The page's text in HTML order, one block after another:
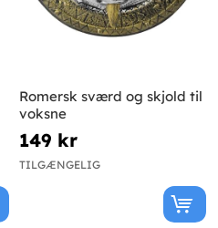
Romersk sværd og skjold til
voksne
149 kr
TILGÆNGELIG